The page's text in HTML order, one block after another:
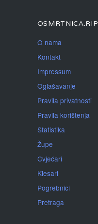
OSMRTNICA.RIP
O nama
Kontakt
Impressum
Oglašavanje
Pravila privatnosti
Pravila korištenja
Statistika
Župe
Cvjećari
Klesari
Pogrebnici
Pretraga